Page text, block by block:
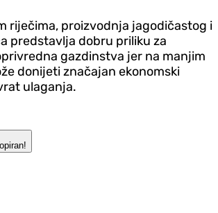
riječima, proizvodnja jagodičastog i
predstavlja dobru priliku za
gazdinstva jer na manjim
donijeti značajan ekonomski
ulaganja.